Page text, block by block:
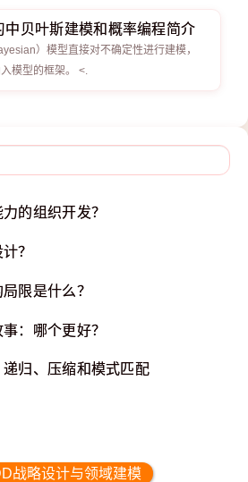
中贝叶斯建模和概率编程简介
）模型直接对不确定性进行建模，
模型的框架。 <.
的组织开发？
？
限是什么？
：哪个更好？
归、压缩和模式匹配
战略设计与领域建模